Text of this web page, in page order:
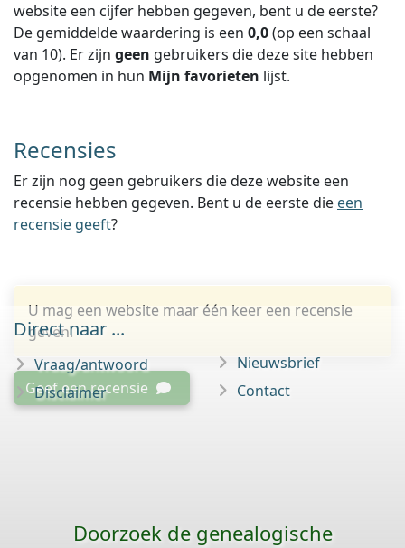
website een cijfer hebben gegeven, bent u de eerste?
De gemiddelde waardering is een 0,0(op een schaal
van 10). Er zijn geen gebruikers die deze site hebben
opgenomen in hun Mijn favorieten lijst.
Recensies
Er zijn nog geen gebruikers die deze website een
recensie hebben gegeven. Bent u de eerste die een
recensie geeft?
U mag een website maar één keer een recensie
geven.
Geef een recensie
Direct naar ...
Vraag/antwoord
Disclaimer
Nieuwsbrief
Contact
Doorzoek de genealogische